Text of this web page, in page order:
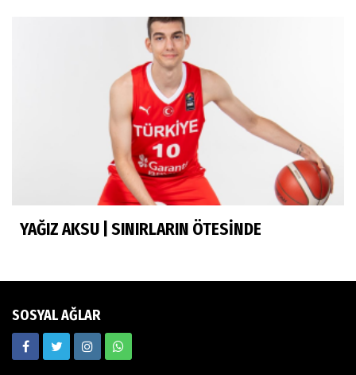
Esmeral Tunçluer
Batur Abi anısına...
Murat Yosmaoğlu
Herkesin Batur Abisi
Neşe Ceylan Zengin
Ekrem Memnun
Hedef odaklı
YAĞIZ AKSU | SINIRLARIN ÖTESİNDE
SOSYAL AĞLAR